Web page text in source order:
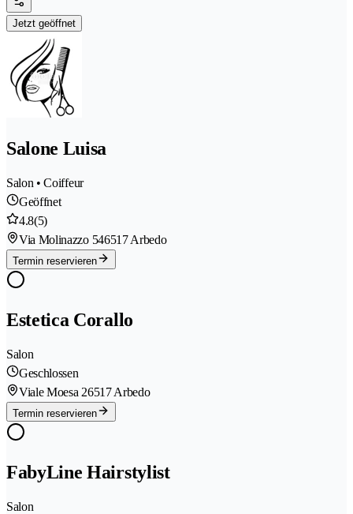
Jetzt geöffnet
Salone Luisa
Salon • Coiffeur
Geöffnet
4.8(5)
Via Molinazzo 546517 Arbedo
Termin reservieren
Estetica Corallo
Salon
Geschlossen
Viale Moesa 26517 Arbedo
Termin reservieren
FabyLine Hairstylist
Salon